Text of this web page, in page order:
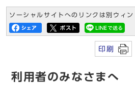
ソーシャルサイトへのリンクは別ウィン
印刷
利用者のみなさまへ